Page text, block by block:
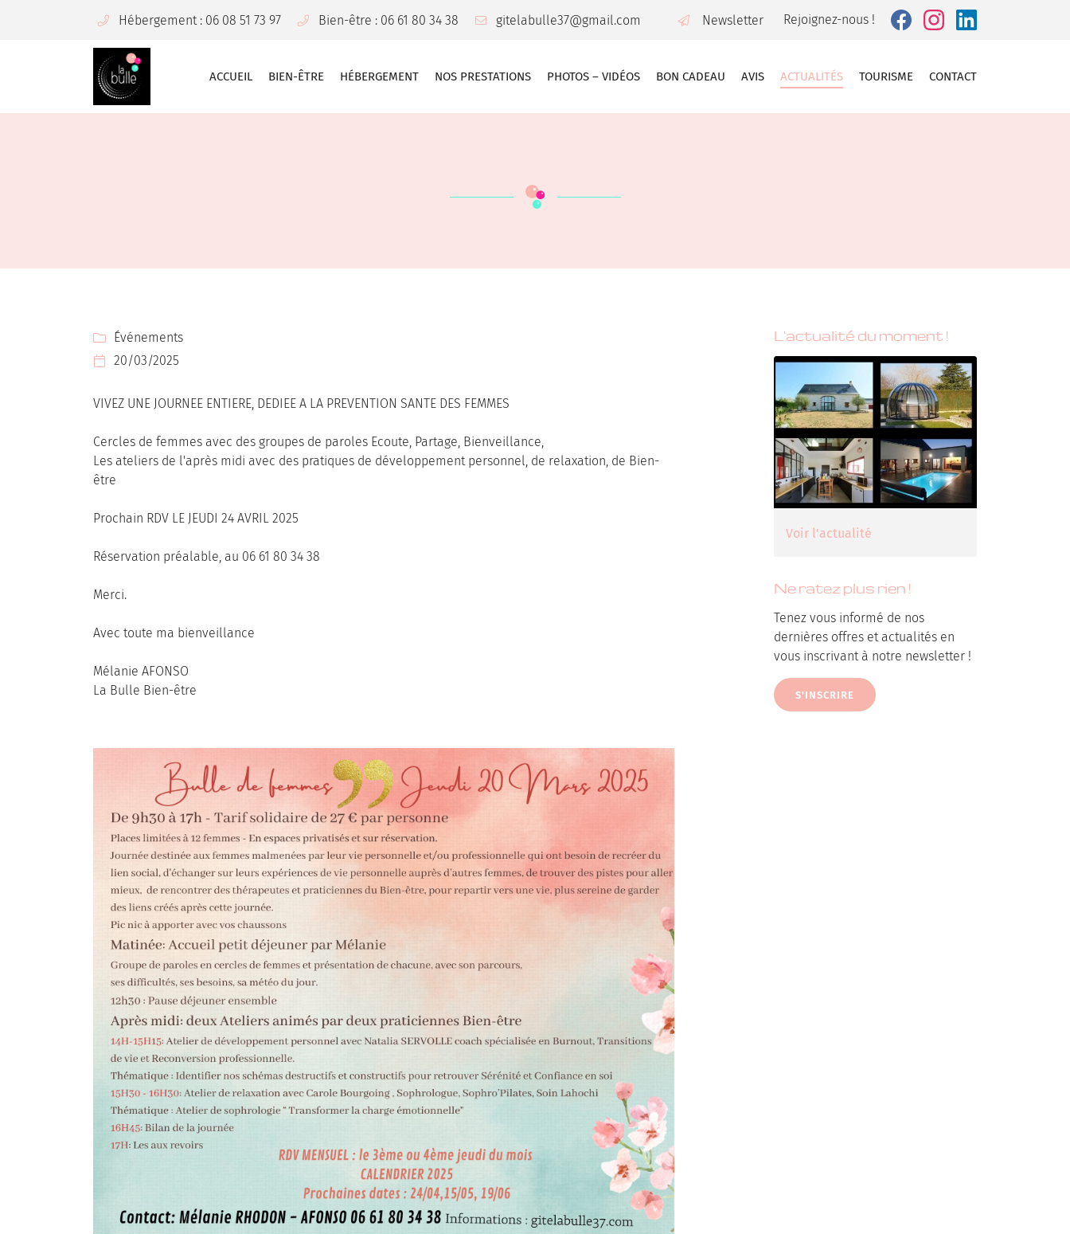
Hébergement : 06 08 51 73 97 Bien-être : 06 61 80 34 38 Newsletter Rejoignez-nous !
ACCUEIL BIEN-ÊTRE HÉBERGEMENT NOS PRESTATIONS PHOTOS – VIDÉOS BON CADEAU AVIS ACTUALITÉS TOURISME CONTACT
37270 Montlouis-sur-Loire
06 08 51 73 97
l'adresse email indiqué ci-dessus. Vous pouvez vous désinscrire à tout moment en
 Événements
 20/03/2025
VIVEZ UNE JOURNEE ENTIERE, DEDIEE A LA PREVENTION SANTE DES FEMMES
Cercles de femmes avec des groupes de paroles Ecoute, Partage, Bienveillance,
Les ateliers de l'après midi avec des pratiques de développement personnel, de relaxation, de Bien-
être
Prochain RDV LE JEUDI 24 AVRIL 2025
Réservation préalable, au 06 61 80 34 38
Merci.
Avec toute ma bienveillance
Mélanie AFONSO
La Bulle Bien-être
L'actualité du moment !
Voir l'actualité
Ne ratez plus rien !
Tenez vous informé de nos
dernières offres et actualités en
vous inscrivant à notre newsletter !
S'INSCRIRE